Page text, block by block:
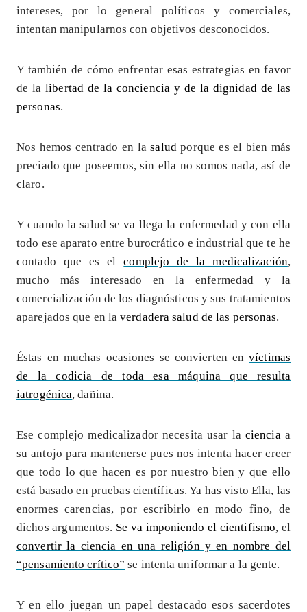
intereses, por lo general políticos y comerciales,
intentan manipularnos con objetivos desconocidos.
Y también de cómo enfrentar esas estrategias en favor
de lalibertad de la conciencia y de la dignidad de las
personas.
Nos hemos centrado en lasalud porque es el bien más
preciado que poseemos, sin ella no somos nada, así de
claro.
Y cuando la salud se va llega la enfermedad y con ella
todo ese aparato entre burocrático e industrial que te he
contado que es elcomplejo de la medicalización,
mucho más interesado en la enfermedad y la
comercialización de los diagnósticos y sus tratamientos
aparejados que en laverdadera salud de las personas.
Éstas en muchas ocasiones se convierten envíctimas
de la codicia de toda esa máquina que resulta
iatrogénica, dañina.
Ese complejo medicalizador necesita usar la ciencia a
su antojo para mantenerse pues nos intenta hacer creer
que todo lo que hacen es por nuestro bien y que ello
está basado en pruebas científicas. Ya has visto Ella, las
enormes carencias, por escribirlo en modo fino, de
dichos argumentos. Se va imponiendo el cientifismo, el
convertir la ciencia en una religión y en nombre del
“pensamiento crítico” se intenta uniformar a la gente.
Y en ello juegan un papel destacado esos sacerdotes